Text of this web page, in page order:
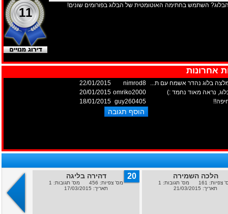
השתמש בחתימה האוטומטית של הבלוג בפורומים שונים!
11
אחרונות
בלוג נהדר אשמח עם ת... nimrod8
22/01/2015
נראה מאוד נחמד :)
omriko2000
20/01/2015
guy260405
18/01/2015
הלכה השמירה
161 מס' תגובות: 1
תאריך: 21/03/2015
20 דהירה בליגה
מס' צפיות: 456 מס' תגובות: 1
תאריך: 17/03/2015
19